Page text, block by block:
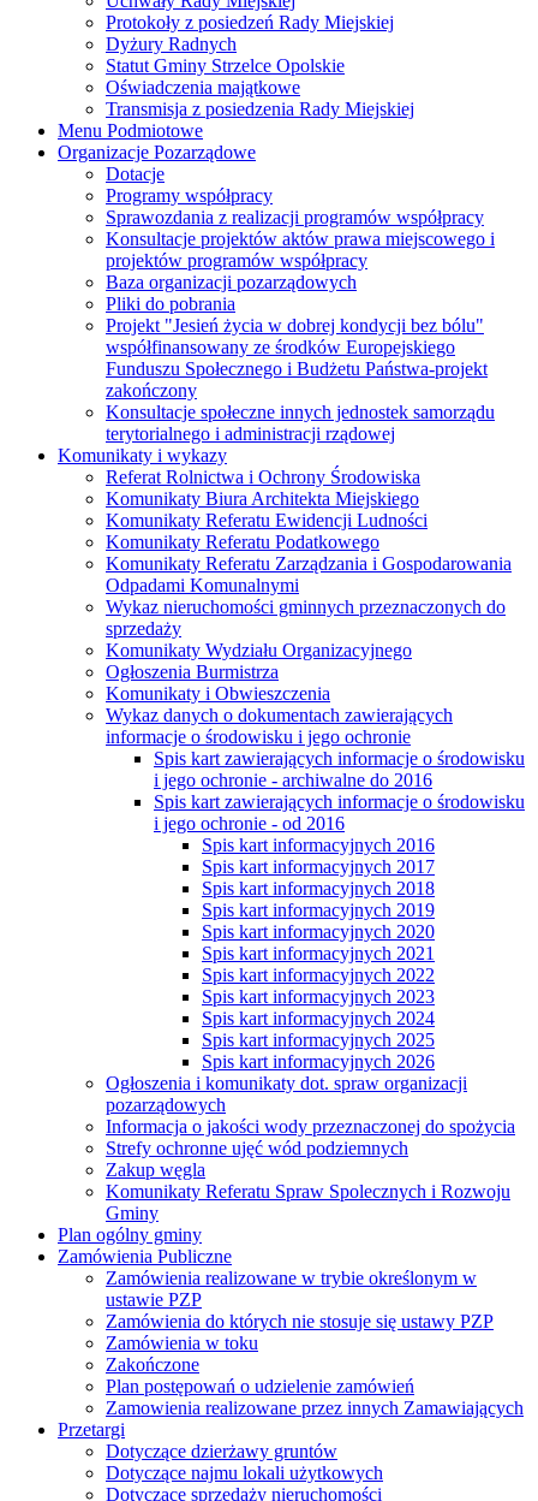
Protokoły z posiedzeń Rady Miejskiej
Dyżury Radnych
Statut Gminy Strzelce Opolskie
Oświadczenia majątkowe
Transmisja z posiedzenia Rady Miejskiej
Menu Podmiotowe
Organizacje Pozarządowe
Dotacje
Programy współpracy
Sprawozdania z realizacji programów współpracy
Konsultacje projektów aktów prawa miejscowego i
projektów programów współpracy
Baza organizacji pozarządowych
Pliki do pobrania
Projekt "Jesień życia w dobrej kondycji bez bólu"
współfinansowany ze środków Europejskiego
Funduszu Społecznego i Budżetu Państwa-projekt
zakończony
Konsultacje społeczne innych jednostek samorządu
terytorialnego i administracji rządowej
Komunikaty i wykazy
Referat Rolnictwa i Ochrony Środowiska
Komunikaty Biura Architekta Miejskiego
Komunikaty Referatu Ewidencji Ludności
Komunikaty Referatu Podatkowego
Komunikaty Referatu Zarządzania i Gospodarowania
Odpadami Komunalnymi
Wykaz nieruchomości gminnych przeznaczonych do
sprzedaży
Komunikaty Wydziału Organizacyjnego
Ogłoszenia Burmistrza
Komunikaty i Obwieszczenia
Wykaz danych o dokumentach zawierających
informacje o środowisku i jego ochronie
Spis kart zawierających informacje o środowisku
i jego ochronie - archiwalne do 2016
Spis kart zawierających informacje o środowisku
i jego ochronie - od 2016
Spis kart informacyjnych 2016
Spis kart informacyjnych 2017
Spis kart informacyjnych 2018
Spis kart informacyjnych 2019
Spis kart informacyjnych 2020
Spis kart informacyjnych 2021
Spis kart informacyjnych 2022
Spis kart informacyjnych 2023
Spis kart informacyjnych 2024
Spis kart informacyjnych 2025
Spis kart informacyjnych 2026
Ogłoszenia i komunikaty dot. spraw organizacji
pozarządowych
Informacja o jakości wody przeznaczonej do spożycia
Strefy ochronne ujęć wód podziemnych
Zakup węgla
Komunikaty Referatu Spraw Spolecznych i Rozwoju
Gminy
Plan ogólny gminy
Zamówienia Publiczne
Zamówienia realizowane w trybie określonym w
ustawie PZP
Zamówienia do których nie stosuje się ustawy PZP
Zamówienia w toku
Zakończone
Plan postępowań o udzielenie zamówień
Zamowienia realizowane przez innych Zamawiających
Przetargi
Dotyczące dzierżawy gruntów
Dotyczące najmu lokali użytkowych
Dotyczące sprzedaży nieruchomości